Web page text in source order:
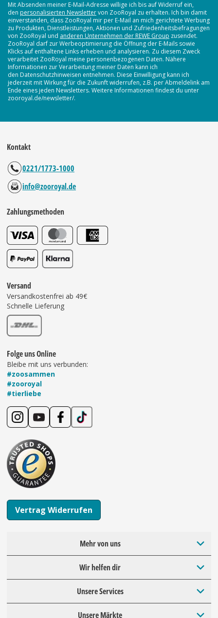
Mit Absenden meiner E-Mail-Adresse willige ich bis auf Widerruf ein,
den personalisierten Newslettervon ZooRoyal zu erhalten. Ich bin damit
einverstanden, dass ZooRoyal mir per E-Mail an mich gerichtete Werbung
zu Produkten, Dienstleistungen, Aktionen und Zufriedenheitsbefragungen
von ZooRoyal und anderen Unternehmen der REWE Group zusendet.
ZooRoyal darf zur Werbeoptimierung die Öffnung der E-Mails sowie
Klicks auf enthaltene Links erheben und analysieren. Zu diesem Zweck
verarbeitet ZooRoyal meine personenbezogenen Daten. Nähere
Informationen zur Verarbeitung meiner Daten kann ich
den Datenschutzhinweisen entnehmen. Diese Einwilligung kann ich
jederzeit mit Wirkung für die Zukunft widerrufen, z.B. per Abmeldelink am
Ende eines jeden Newsletters. Weitere Informationen findest du unter
zooroyal.de/newsletter/.
Kontakt
0221/1773-1000
info@zooroyal.de
Zahlungsmethoden
Versand
Versandkostenfrei ab 49€
Schnelle Lieferung
Folge uns Online
Bleibe mit uns verbunden:
#zoosammen
#zooroyal
#tierliebe
Vertrag Widerrufen
Mehr von uns
Wir helfen dir
Unsere Services
Unsere Märkte